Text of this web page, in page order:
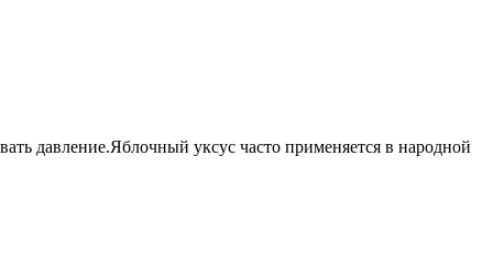
давление.Яблочный уксус часто применяется в народной